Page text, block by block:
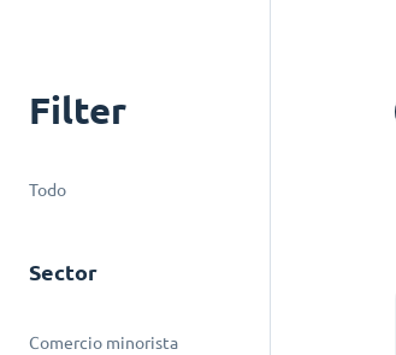
Filter
Todo
Sector
Comercio minorista